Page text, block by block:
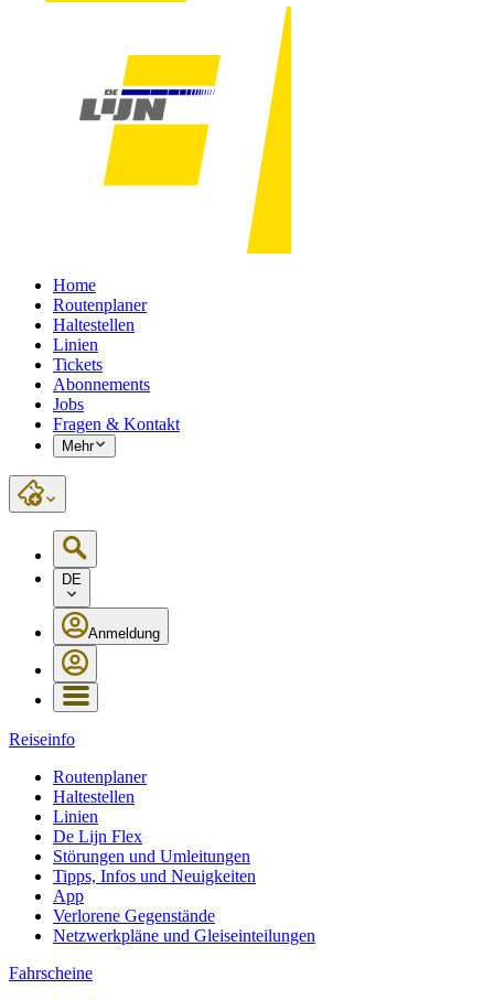
Home
Routenplaner
Haltestellen
Linien
Tickets
Abonnements
Jobs
Fragen & Kontakt
Mehr
DE
Anmeldung
Reiseinfo
Routenplaner
Haltestellen
Linien
De Lijn Flex
Störungen und Umleitungen
Tipps, Infos und Neuigkeiten
App
Verlorene Gegenstände
Netzwerkpläne und Gleiseinteilungen
Fahrscheine